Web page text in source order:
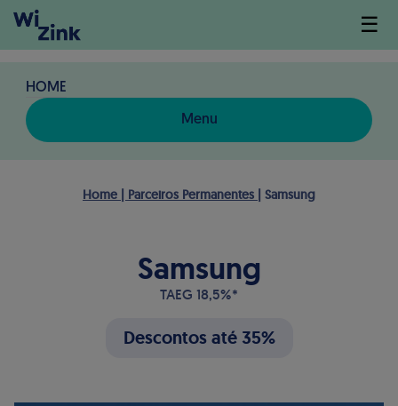
☰
HOME
Menu
Home | Parceiros Permanentes | Samsung
Samsung
TAEG 18,5%*
Descontos até 35%